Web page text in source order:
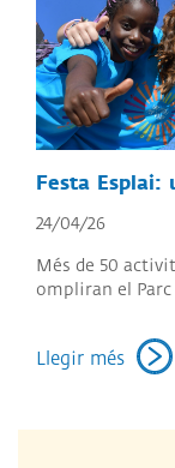
Festa
24/04/26
Més de 50
ompliran el
Llegir més